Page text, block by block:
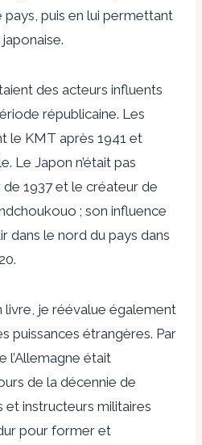
puis en lui permettant
des acteurs influents
républicaine. Les
le KMT après 1941 et
Le Japon n’était pas
de 1937 et le créateur de
; son influence
dans le nord du pays dans
livre, je réévalue également
puissances étrangères. Par
l’Allemagne était
de la décennie de
et instructeurs militaires
pour former et